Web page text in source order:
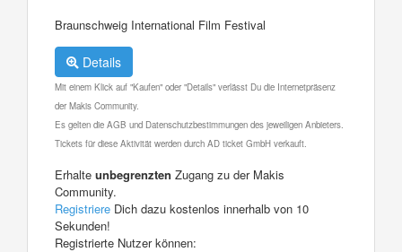
Braunschweig International Film Festival
Details
Mit einem Klick auf "Kaufen" oder "Details" verlässt Du die Internetpräsenz
der Makis Community.
Es gelten die AGB und Datenschutzbestimmungen des jeweiligen Anbieters.
Tickets für diese Aktivität werden durch AD ticket GmbH verkauft.
Erhalte unbegrenzten Zugang zu der Makis
Community.
Registriere Dich dazu kostenlos innerhalb von 10
Sekunden!
Registrierte Nutzer können: